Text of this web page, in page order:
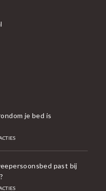
je bed is
past bij